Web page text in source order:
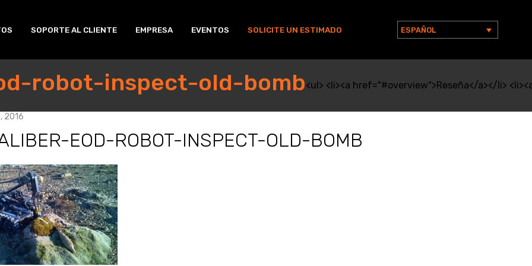
SOPORTE AL CLIENTE EMPRESA EVENTOS SOLICITE UN ESTIMADO
Buscar:
ESPAÑOL
robot-inspect-old-bomb<ul> <li><a href="#overview">Reseña</a></li>
2016
EOD-ROBOT-INSPECT-OLD-BOMB